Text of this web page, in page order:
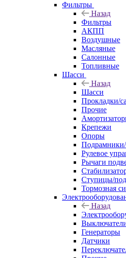
Фильтры
Назад
Фильтры
АКПП
Воздушные
Масляные
Салонные
Топливные
Шасси
Назад
Шасси
Прокладки/
Прочие
Крепежи
Опоры
Рулевое
Рычаги
Ступицы/
Тормозная
Назад
Генераторы
Датчики